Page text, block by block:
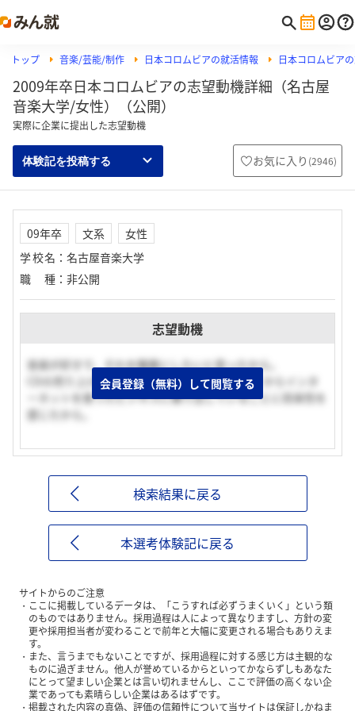
トップ 音楽/芸能/制作 日本コロムビアの就活情報 日本コロムビア
2009年卒日本コロムビアの志望動機詳細（名古屋
音楽大学/女性）（公開）
実際に企業に提出した志望動機
体験記を投稿する お気に入り (2946)
09年卒 文系
女性
学校名 ： 名古屋音楽大学
職種 ： 非公開
志望動機
音楽が好きで、それを職業にしたいと思ったから。
CDの売り上げ低下が問題となっているが、早くからインタ
ーネットを使ったビジネスに乗り出していることに将来性を
感じたから。
会員登録（無料）して閲覧する
検索結果に戻る
本選考体験記に戻る
サイトからのご注意
ここに掲載しているデータは、「こうすれば必ずうまくいく」という類
のものではありません。採用過程は人によって異なりますし、方針の変
更や採用担当者が変わることで前年と大幅に変更される場合もありえま
す。
また、言うまでもないことですが、採用過程に対する感じ方は主観的な
ものに過ぎません。他人が誉めているからといってかならずしもあなた
にとって望ましい企業とは言い切れませんし、ここで評価の高くない企
業であっても素晴らしい企業はあるはずです。
掲載された内容の真偽、評価の信頼性について当サイトは保証しかねま